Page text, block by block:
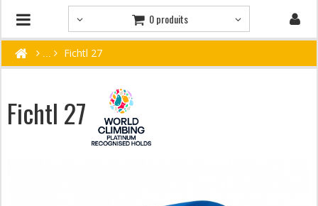
0 produits
Fichtl 27
Fichtl 27